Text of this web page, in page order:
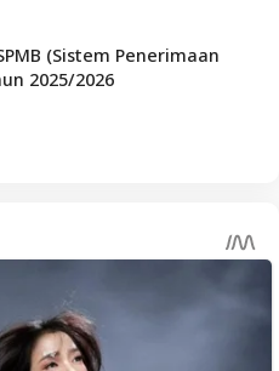
(Sistem Penerimaan
2025/2026